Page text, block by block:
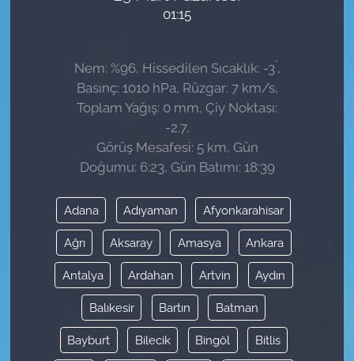
01:15
Nem: %96, Hissedilen Sıcaklık: -3°,
Basınç: 1010 hPa, Rüzgar: 7 km/s,
Toplam Yağış: 0 mm, Çiy Noktası:
-2.7,
Görüş Mesafesi: 5 km, Gün
Doğumu: 6:23, Gün Batımı: 18:39
Adana Adıyaman Afyonkarahisar
Ağrı Aksaray Amasya Ankara
Antalya Ardahan Artvin Aydın
Balıkesir Bartın Batman
Bayburt Bilecik Bingöl Bitlis